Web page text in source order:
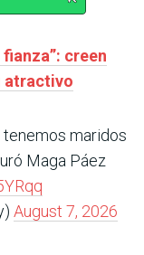
creen
atractivo
tenemos maridos
Maga Páez
August 7, 2026